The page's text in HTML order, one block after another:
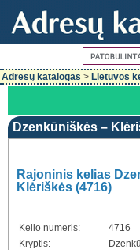
Adresų katalogas > Lietuvos
Dzenkūniškės –
Rajoninis kelias
Klėriškės (4716)
Kelio numeris:
4716
Kryptis: